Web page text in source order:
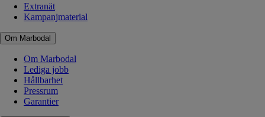
Extranät
Kampanjmaterial
Om Marbodal
Om Marbodal
Lediga jobb
Hållbarhet
Pressrum
Garantier